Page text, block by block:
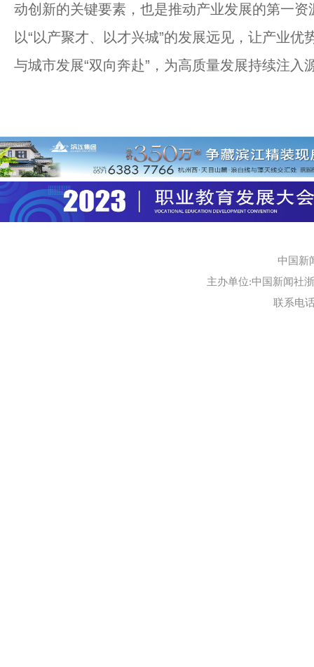
动创新的关键要素，也是推动产业发展的第一
以“以产聚才、以才兴城”的发展远见，让产业
与城市发展“双向奔赴”，为高质量发展持续注
中国新
主办单位:中国新闻社
联系电